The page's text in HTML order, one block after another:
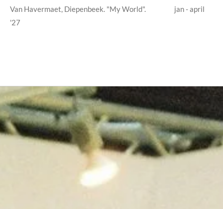
Van Havermaet, Diepenbeek. "My World". jan - april
'27